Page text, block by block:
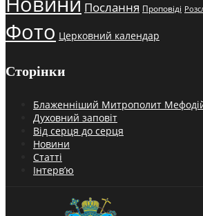
Послання Проповіді
Фото Церковний календар
Сторінки
Блаженніший Митрополит
Духовний заповіт
Від серця до серця
Новини
Статті
Інтерв’ю